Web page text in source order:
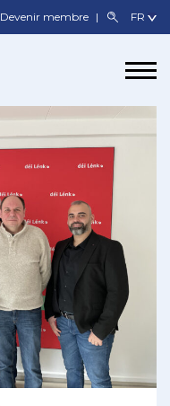
Devenir membre